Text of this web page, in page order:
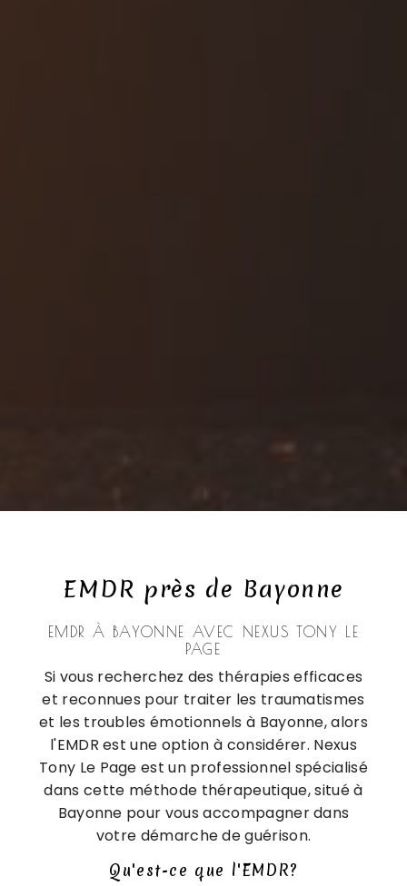
EMDR près de Bayonne
EMDR À BAYONNE AVEC NEXUS TONY LE
PAGE
Si vous recherchez des thérapies efficaces
et reconnues pour traiter les traumatismes
et les troubles émotionnels à Bayonne, alors
l'EMDR est une option à considérer. Nexus
Tony Le Page est un professionnel spécialisé
dans cette méthode thérapeutique, situé à
Bayonne pour vous accompagner dans
votre démarche de guérison.
Qu'est-ce que l'EMDR?